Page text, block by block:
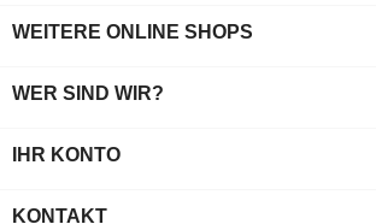
WEITERE ONLINE SHOPS
WER SIND WIR?
IHR KONTO
KONTAKT